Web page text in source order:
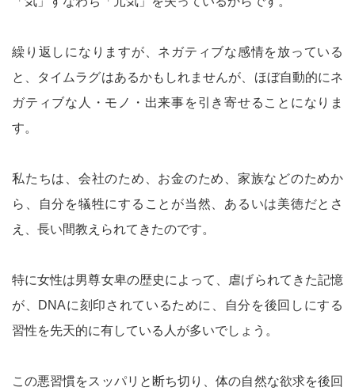
繰り返しになりますが、ネガティブな感情を放っている
と、タイムラグはあるかもしれませんが、ほぼ自動的にネ
ガティブな人・モノ・出来事を引き寄せることになりま
す。
私たちは、会社のため、お金のため、家族などのためか
ら、自分を犠牲にすることが当然、あるいは美徳だとさ
え、長い間教えられてきたのです。
特に女性は男尊女卑の歴史によって、虐げられてきた記憶
が、DNAに刻印されているために、自分を後回しにする
習性を先天的に有している人が多いでしょう。
この悪習慣をスッパリと断ち切り、体の自然な欲求を後回